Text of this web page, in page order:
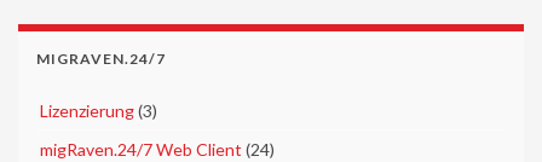
MIGRAVEN.24/7
Lizenzierung(3)
migRaven.24/7 Web Client (24)